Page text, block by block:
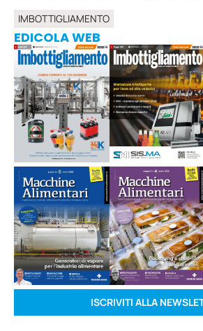
IMBOTTIGLIAMENTO
EDICOLA WEB
ISCRIVITI ALLA